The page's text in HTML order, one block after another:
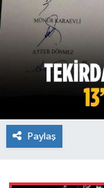
Paylaş
Teknoloji
Yaşam